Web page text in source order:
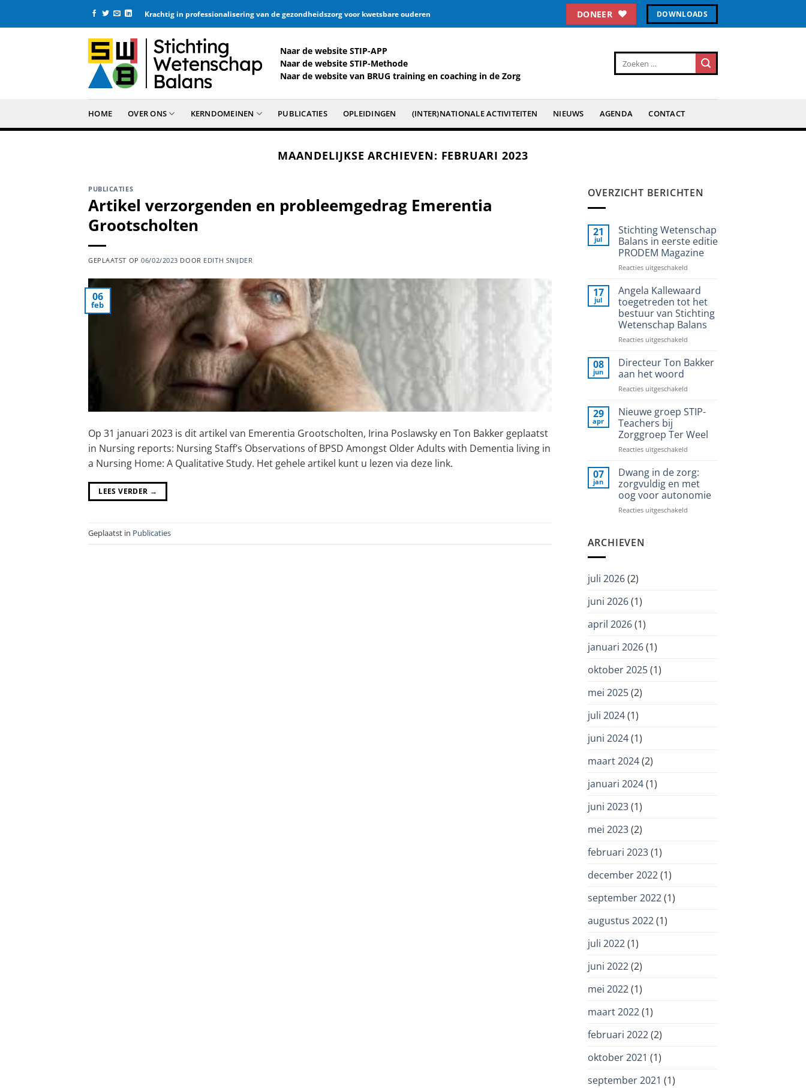
Krachtig in professionalisering van de gezondheidszorg voor kwetsbare ouderen DONEER DOWNLOADS
Naar de website STIP-APP
Naar de website STIP-Methode
Naar de website van BRUG training en coaching in de Zorg
HOME OVER ONS KERNDOMEINEN PUBLICATIES OPLEIDINGEN (INTER)NATIONALE ACTIVITEITEN NIEUWS AGENDA CONTACT
MAANDELIJKSE ARCHIEVEN: FEBRUARI 2023
PUBLICATIES
Artikel verzorgenden en probleemgedrag Emerentia
Grootscholten
GEPLAATST OP06/02/2023 DOOR EDITH SNIJDER
06
feb
Op 31 januari 2023 is dit artikel van Emerentia Grootscholten, Irina Poslawsky en Ton Bakker geplaatst
in Nursing reports: Nursing Staff’s Observations of BPSD Amongst Older Adults with Dementia living in
a Nursing Home: A Qualitative Study. Het gehele artikel kunt u lezen via deze link.
LEES VERDER →
Geplaatst in Publicaties
OVERZICHT BERICHTEN
21
jul
Stichting Wetenschap
Balans in eerste editie
PRODEM Magazine
Reacties uitgeschakeldvoor
Wetenschap
Balans
in
eerste
editie
PRODEM
17
jul
Angela Kallewaard
toegetreden tot het
bestuur van Stichting
Wetenschap Balans
Reacties uitgeschakeldvoor
Kallewaard
toegetreden
het
van
Wetenschap
Balans
08
jun
Directeur Ton Bakker
aan het woord
Reacties uitgeschakeldvoor
Ton
Bakker
het
woord
29
apr
Nieuwe groep STIP-
Teachers bij
Zorggroep Ter Weel
Reacties uitgeschakeldvoor
groep
STIP-
Teachers
bij
Zorggroep
07
jan
Dwang in de zorg:
zorgvuldig en met
oog voor autonomie
Reacties uitgeschakeldvoor
ARCHIEVEN
juli 2026(2)
juni 2026(1)
april 2026(1)
januari 2026(1)
oktober 2025(1)
mei 2025(2)
juli 2024(1)
juni 2024(1)
maart 2024(2)
januari 2024(1)
juni 2023(1)
mei 2023(2)
februari 2023(1)
december 2022(1)
september 2022(1)
augustus 2022(1)
juli 2022(1)
juni 2022(2)
mei 2022(1)
maart 2022(1)
februari 2022(2)
oktober 2021 (1)
september 2021 (1)